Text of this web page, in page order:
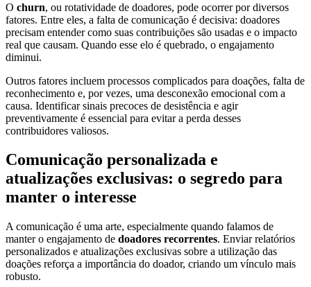
O churn, ou rotatividade de doadores, pode ocorrer por diversos
fatores. Entre eles, a falta de comunicação é decisiva: doadores
precisam entender como suas contribuições são usadas e o impacto
real que causam. Quando esse elo é quebrado, o engajamento
diminui.
Outros fatores incluem processos complicados para doações, falta de
reconhecimento e, por vezes, uma desconexão emocional com a
causa. Identificar sinais precoces de desistência e agir
preventivamente é essencial para evitar a perda desses
contribuidores valiosos.
Comunicação personalizada e
atualizações exclusivas: o segredo para
manter o interesse
A comunicação é uma arte, especialmente quando falamos de
manter o engajamento de doadores recorrentes. Enviar relatórios
personalizados e atualizações exclusivas sobre a utilização das
doações reforça a importância do doador, criando um vínculo mais
robusto.